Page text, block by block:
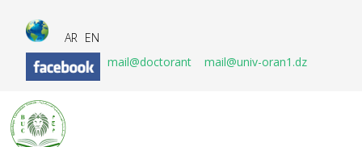
AR EN
mail@doctorant
mail@univ-oran1.dz